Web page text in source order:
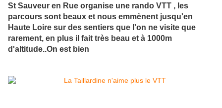
St Sauveur en Rue organise une rando VTT , les
parcours sont beaux et nous emmènent jusqu'en
Haute Loire sur des sentiers que l'on ne visite que
rarement, en plus il fait très beau et à 1000m
d'altitude..On est bien